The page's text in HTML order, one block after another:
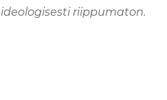
ideologisesti riippumaton.